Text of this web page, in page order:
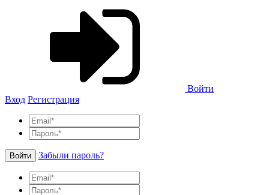
Войти
Вход Регистрация
Войти Забыли пароль?